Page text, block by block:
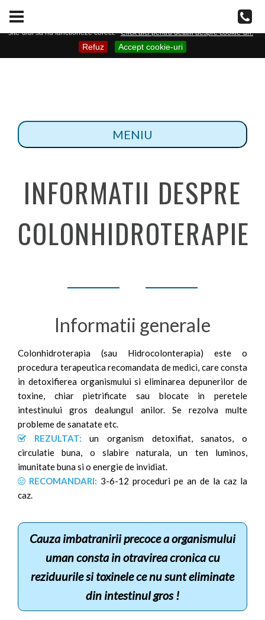
pe site. Va rugam sa confirmati daca sunteti sau nu de acord cu folosirea de
cookie-uri. In cazul in care dezactivati cookie-urile, este posibil ca unele zone ale
site-ului sa nu functioneze corect. Click aici pentru detalii despre cookie-uri.
Refuz Accept cookie-uri
INFORMATII DESPRE
COLONHIDROTERAPIE
Informatii generale
Colonhidroterapia (sau Hidrocolonterapia) este o
procedura terapeutica recomandata de medici, care consta
in detoxifierea organismului si eliminarea depunerilor de
toxine, chiar pietrificate sau blocate in peretele
intestinului gros dealungul anilor. Se rezolva multe
probleme de sanatate etc.
REZULTAT: un organism detoxifiat, sanatos, o
circulatie buna, o slabire naturala, un ten luminos,
imunitate buna si o energie de invidiat.
RECOMANDARI: 3-6-12 proceduri pe an de la caz la
caz.
Cauza imbatranirii precoce a organismului
uman consta in otravirea cronica cu
reziduurile si toxinele ce nu sunt eliminate
din intestinul gros !